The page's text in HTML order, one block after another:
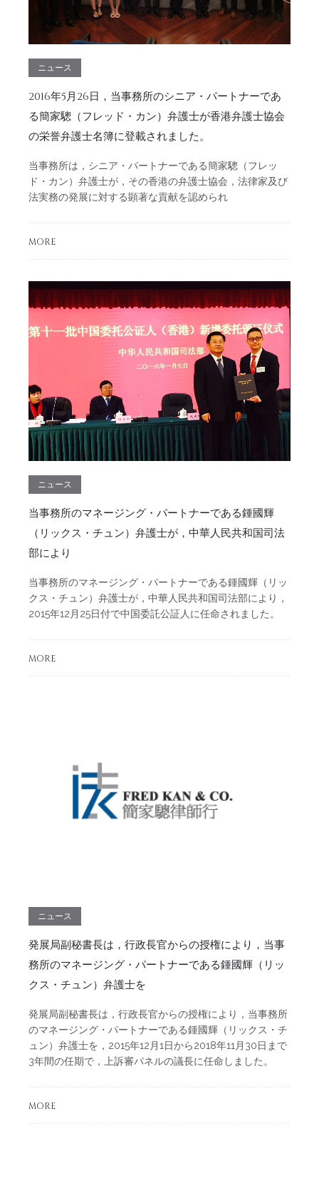
ニュース
2016年5月26日，当事務所のシニア・パートナーであ
る簡家驄（フレッド・カン）弁護士が香港弁護士協会
の栄誉弁護士名簿に登載されました。
当事務所は，シニア・パートナーである簡家驄（フレッ
ド・カン）弁護士が，その香港の弁護士協会，法律家及び
法実務の発展に対する顕著な貢献を認められ
MORE
ニュース
当事務所のマネージング・パートナーである鍾國輝
（リックス・チュン）弁護士が，中華人民共和国司法
部により
当事務所のマネージング・パートナーである鍾國輝（リッ
クス・チュン）弁護士が，中華人民共和国司法部により，
2015年12月25日付で中国委託公証人に任命されました。
MORE
ニュース
発展局副秘書長は，行政長官からの授権により，当事
務所のマネージング・パートナーである鍾國輝（リッ
クス・チュン）弁護士を
発展局副秘書長は，行政長官からの授権により，当事務所
のマネージング・パートナーである鍾國輝（リックス・チ
ュン）弁護士を，2015年12月1日から2018年11月30日まで
3年間の任期で，上訴審パネルの議長に任命しました。
MORE